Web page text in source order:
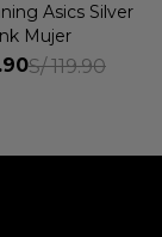
Asics Silver
Mujer
S/ 119.90